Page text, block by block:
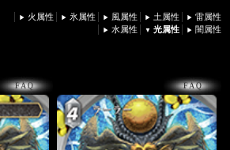
火属性 氷属性 風属性 土属性
雷属性
水属性
光属性 闇属性